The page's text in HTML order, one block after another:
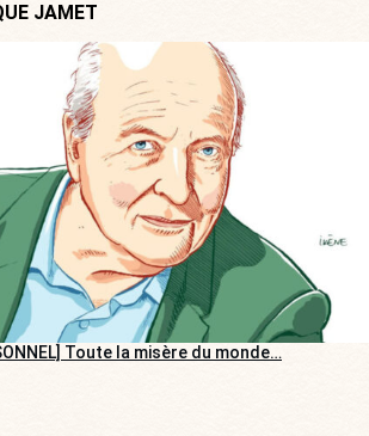
JAMET
Toute la misère du monde…